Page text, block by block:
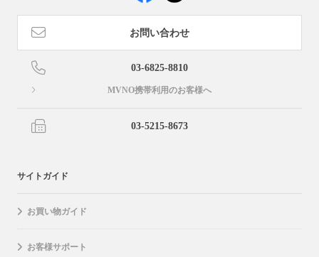
お問い合わせ
03-6825-8810
MVNO携帯利用のお客様へ
03-5215-8673
サイトガイド
お買い物ガイド
お客様サポート